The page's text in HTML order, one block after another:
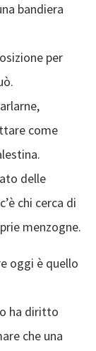
bandiera
per
come
delle
chi cerca di
menzogne.
oggi è quello
ha diritto
che una